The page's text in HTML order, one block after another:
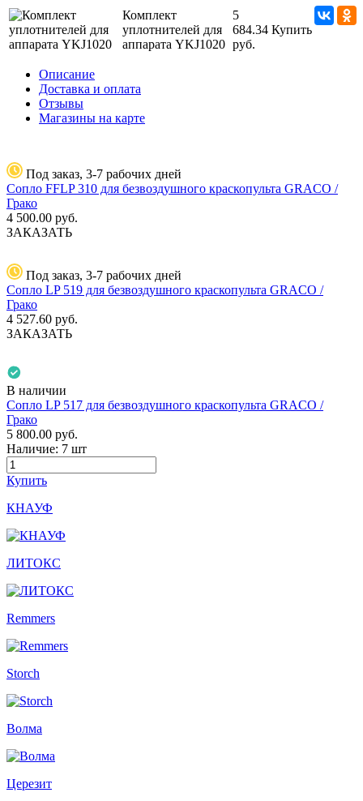
Комплект
уплотнителей для
аппарата YKJ1020
5
684.34
руб.
Купить
Описание
Доставка и оплата
Отзывы
Магазины на карте
Под заказ, 3-7 рабочих дней
Сопло FFLP 310 для безвоздушного краскопульта GRACO /
Грако
4 500.00 руб.
ЗАКАЗАТЬ
Под заказ, 3-7 рабочих дней
Сопло LP 519 для безвоздушного краскопульта GRACO /
Грако
4 527.60 руб.
ЗАКАЗАТЬ
В наличии
Сопло LP 517 для безвоздушного краскопульта GRACO /
Грако
5 800.00 руб.
Наличие: 7 шт
Купить
КНАУФ
ЛИТОКС
Remmers
Storch
Волма
Церезит